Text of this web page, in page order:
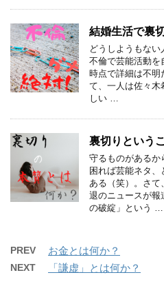
結婚生活で裏
どうしようもな
不倫で芸能活動を
時点で詳細は不明
て、一人は佐々木
しい …
裏切りという
守るものがあるか
困れば芸能ネタ
ある（笑）。さて
退のニュースが報
の破綻」という …
PREV お金とは何か？
NEXT 「謙虚」とは何か？